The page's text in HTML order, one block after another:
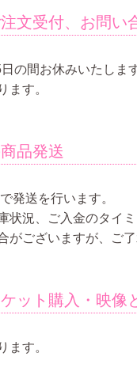
文受付、お問い
の間お休みいたしま
ます。
品発送
発送を行います。
状況、ご入金のタイ
がございますが、ご了
ット購入・映像
ます。